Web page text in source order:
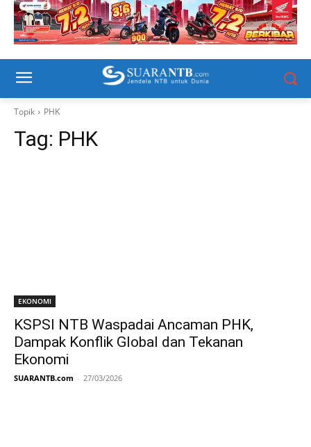
Topik PHK
Tag: PHK
EKONOMI
KSPSI NTB Waspadai Ancaman PHK,
Dampak Konflik Global dan Tekanan
Ekonomi
SUARANTB.com - 27/03/2026